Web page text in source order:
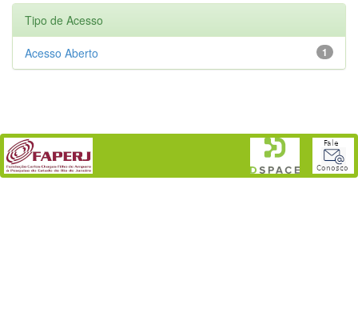
Tipo de Acesso
1
Acesso Aberto